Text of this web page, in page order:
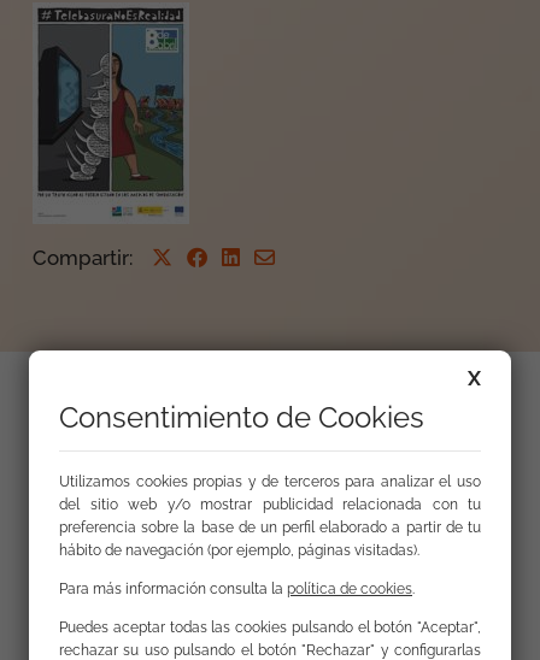
Compartir:
Tertulia del programa Contraparte con motivo de
la celebración del Día Internacional del Pueblo
Gitano. Con la participación de Ana Segovia,
técnica de la Subdirección general de Incidencia y
Defensa de Derechos de la Fundación
responsable de Comunicación de la Fundación
Secretariado Gitano.
X
Consentimiento de Cookies
Utilizamos cookies propias y de terceros para analizar el uso
del sitio web y/o mostrar publicidad relacionada con tu
preferencia sobre la base de un perfil elaborado a partir de tu
hábito de navegación (por ejemplo, páginas visitadas).
Para más información consulta la política de cookies
Puedes aceptar todas las cookies pulsando el botón "Aceptar",
rechazar su uso pulsando el botón "Rechazar" y configurarlas